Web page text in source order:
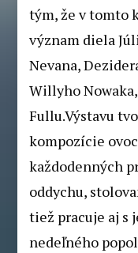
tým, že v tomto
význam diela
Nevana,
Willyho
Fullu.Výstavu
kompozície
každodenných
oddychu,
tiež pracuje aj s
nedeľného